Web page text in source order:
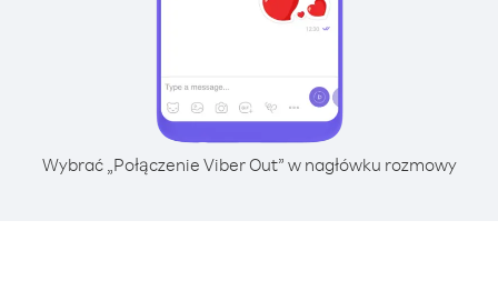
Wybrać „Połączenie Viber Out” w nagłówku rozmowy